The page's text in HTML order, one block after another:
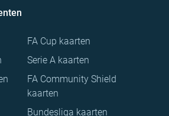
FA Cup kaarten
Serie A kaarten
FA Community Shield
kaarten
Bundesliga kaarten